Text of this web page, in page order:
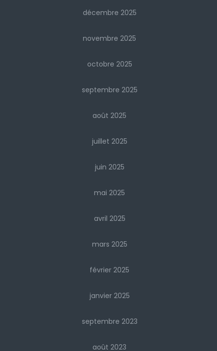
décembre 2025
novembre 2025
octobre 2025
septembre 2025
août 2025
juillet 2025
juin 2025
mai 2025
avril 2025
mars 2025
février 2025
janvier 2025
septembre 2023
août 2023